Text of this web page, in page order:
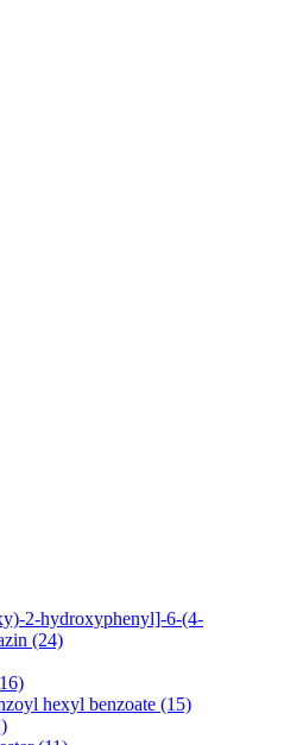
2-hydroxyphenyl]-6-(4-
(24)
hexyl benzoate (15)